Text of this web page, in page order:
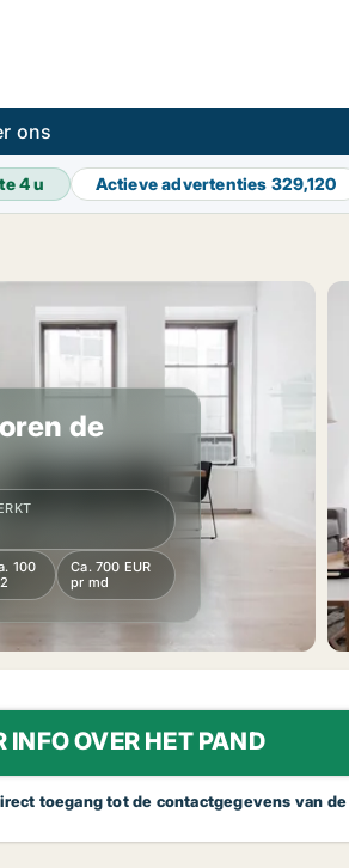
ons
4 u Actieve advertenties 329,120
de
100
Ca. 700 EUR
pr md
INFO OVER HET PAND
toegang tot de contactgegevens van